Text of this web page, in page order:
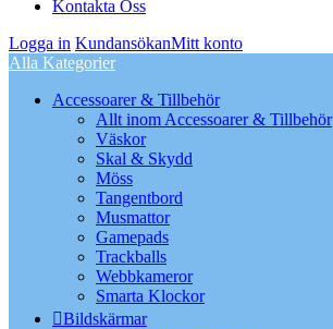
Kontakta Oss
Logga in KundansökanMitt konto
Alla Kategorier
Accessoarer & Tillbehör
Allt inom Accessoarer & Tillbehör
Väskor
Skal & Skydd
Möss
Tangentbord
Musmattor
Gamepads
Trackballs
Webbkameror
Smarta Klockor
Bildskärmar